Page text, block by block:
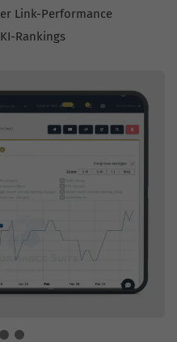
Link-Performance
Rankings